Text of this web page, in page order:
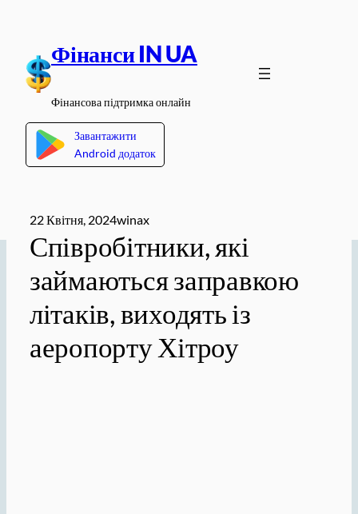
вмісту
Фінанси IN UA
Фінансова підтримка онлайн
Завантажити
Android додаток
22 Квітня, 2024winax
Співробітники, які
займаються заправкою
літаків, виходять із
аеропорту Хітроу